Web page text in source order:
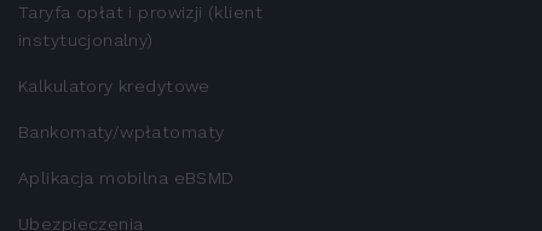
Taryfa opłat i prowizji (klient
instytucjonalny)
Kalkulatory kredytowe
Bankomaty/wpłatomaty
Aplikacja mobilna eBSMD
Ubezpieczenia